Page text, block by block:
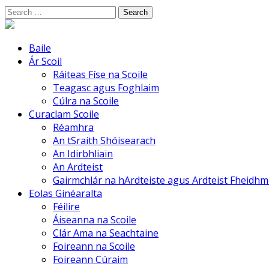
Skip
to
Search
for:
Baile
Ár Scoil
Ráiteas Físe na Scoile
Teagasc agus Foghlaim
Cúlra na Scoile
Curaclam Scoile
Réamhra
An tSraith Shóisearach
An Idirbhliain
An Ardteist
Gairmchlár na hArdteiste agus Ardteist
Eolas Ginéaralta
Féilire
Áiseanna na Scoile
Clár Ama na Seachtaine
Foireann na Scoile
Foireann Cúraim